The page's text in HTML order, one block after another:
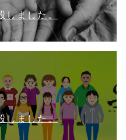
しました。
しました。